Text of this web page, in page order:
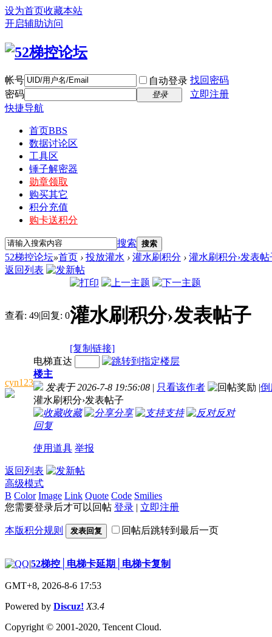
设为首页收藏本站
开启辅助访问
帐号 自动登录 找回密码
密码
登录
立即注册
快捷导航
首页BBS
数据讨论区
工具区
锤子解密器
勋章领取
购买其它
积分充值
购卡送积分
搜索 搜索
52梯控论坛»首页 › 投放灌水 › 灌水刷积分 › 灌水刷积分›发表帖
返回列表
查看: 49|回复: 0灌水刷积分›发表帖子
[复制链接]
cyn123
电梯直达
楼主
发表于 2026-7-8 19:56:08 | 只看该作者 |倒
灌水刷积分›发表帖子
收藏
分享 支持
反对
回复
使用道具 举报
返回列表
高级模式
B Color Image Link Quote Code Smilies
您需要登录后才可以回帖 登录 | 立即注册
本版积分规则 发表回复 回帖后跳转到最后一页
|52梯控│电梯卡延期│电梯卡复制
GMT+8, 2026-8-6 17:53
Powered by Discuz! X3.4
Copyright © 2001-2020, Tencent Cloud.